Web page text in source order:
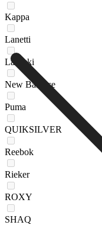
Kappa
Lanetti
Lasocki
New Balance
Puma
QUIKSILVER
Reebok
Rieker
ROXY
SHAQ